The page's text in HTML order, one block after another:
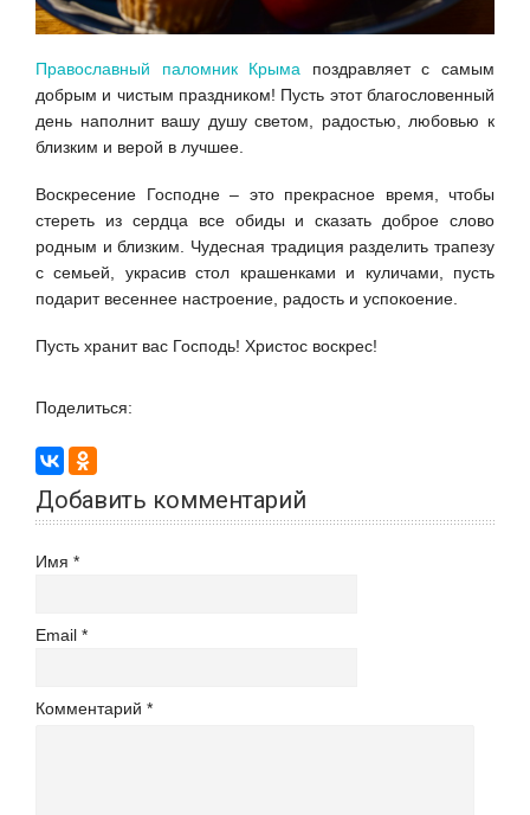
Православный паломник Крыма поздравляет с самым
добрым и чистым праздником! Пусть этот благословенный
день наполнит вашу душу светом, радостью, любовью к
близким и верой в лучшее.
Воскресение Господне – это прекрасное время, чтобы
стереть из сердца все обиды и сказать доброе слово
родным и близким. Чудесная традиция разделить трапезу
с семьей, украсив стол крашенками и куличами, пусть
подарит весеннее настроение, радость и успокоение.
Пусть хранит вас Господь! Христос воскрес!
Поделиться:
Добавить комментарий
Имя
Email
Комментарий